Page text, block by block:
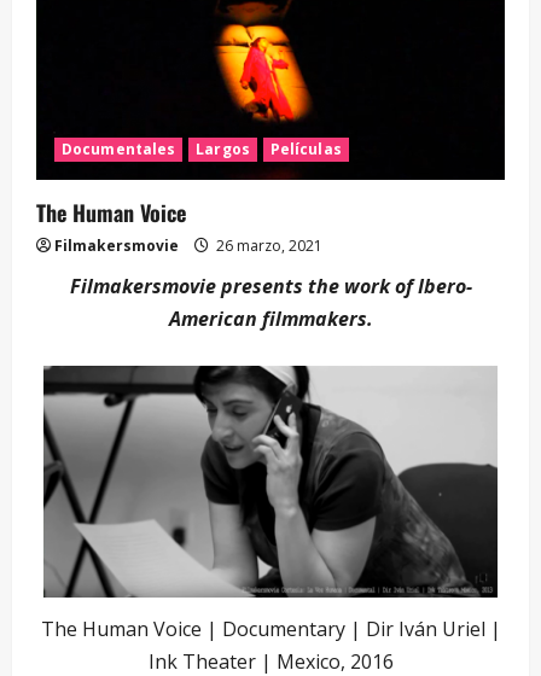
Documentales Largos Películas
The Human Voice
Filmakersmovie 26 marzo, 2021
Filmakersmovie presents the work of Ibero-
American filmmakers.
The Human Voice | Documentary | Dir Iván Uriel |
Ink Theater | Mexico, 2016